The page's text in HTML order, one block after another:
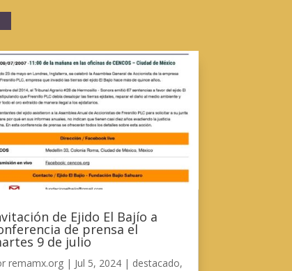
de Ejido El Bajío a
de prensa el
9 de julio
remamx.org| Jul 5, 2024| destacado,